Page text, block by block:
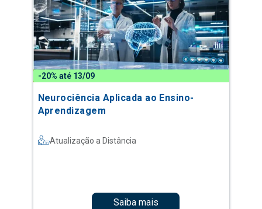
-20% até 13/09
Neurociência Aplicada ao Ensino-
Aprendizagem
Atualização a Distância
Saiba mais